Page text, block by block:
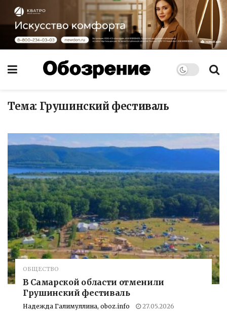
Тема: Грушинский фестиваль
ОБЩЕСТВО
В Самарской области отменили
Грушинский фестиваль
Надежда Галимуллина, oboz.info 27.05.2026